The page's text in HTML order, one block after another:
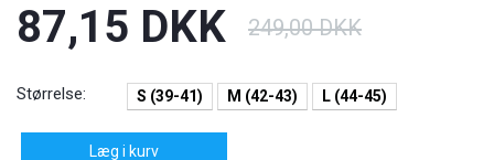
87,15 DKK 249,00 DKK
Størrelse: S (39-41) M (42-43) L (44-45)
Læg i kurv